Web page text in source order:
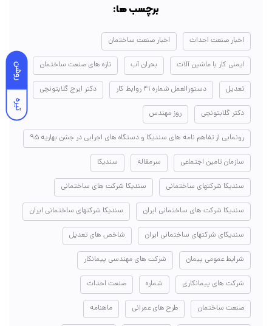
روشن
تیره
برچسب ها:
اخبار صنعت احداث اخبار صنعت ساختمان
ایمنی کار با ماشین آلات بحران آب تازه های صنعت ساختمان
تعدیل دستورالعمل شماره ۴۱ روابط کار دکتر ایرج گلابتونچی
دکتر گلابتونچی روز مهندس
رونمایی از تفاهم نامه های سندیکا و دستگاه های اجرایی در جشن بهاریه ۹۵
سازمان تامین اجتماعی سرمقاله سندیکا
سندیکا شرکتهای ساختمانی سندیکا شرکت های ساختمانی
سندیکا شرکت های ساختمانی ایران سندیکا شرکتهای ساختمانی ایران
سندیکای شرکتهای ساختمانی ایران شاخص های تعدیل
شرایط عمومی پیمان شرکت های مهندسی پیمانکار
شرکت های پیمانکاری شماره صنعت احداث
صنعت ساختمان طرح های عمرانی ماهنامه